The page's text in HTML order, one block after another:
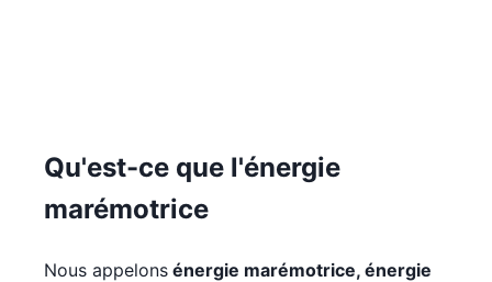
Qu'est-ce que l'énergie
marémotrice
Nous appelons énergie marémotrice, énergie